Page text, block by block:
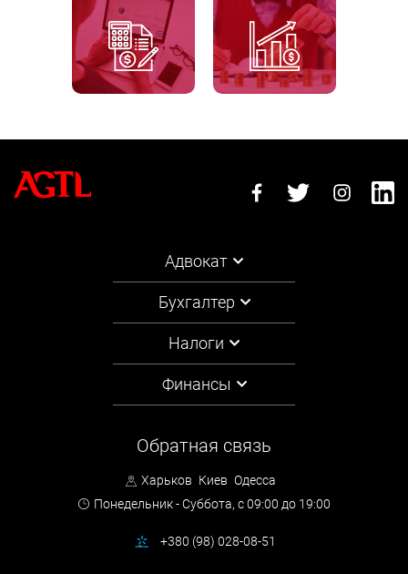
Адвокат
Бухгалтер
Налоги
Финансы
Обратная связь
Харьков Киев Одесса
Понедельник - Суббота, с 09:00 до 19:00
+380 (98) 028-08-51